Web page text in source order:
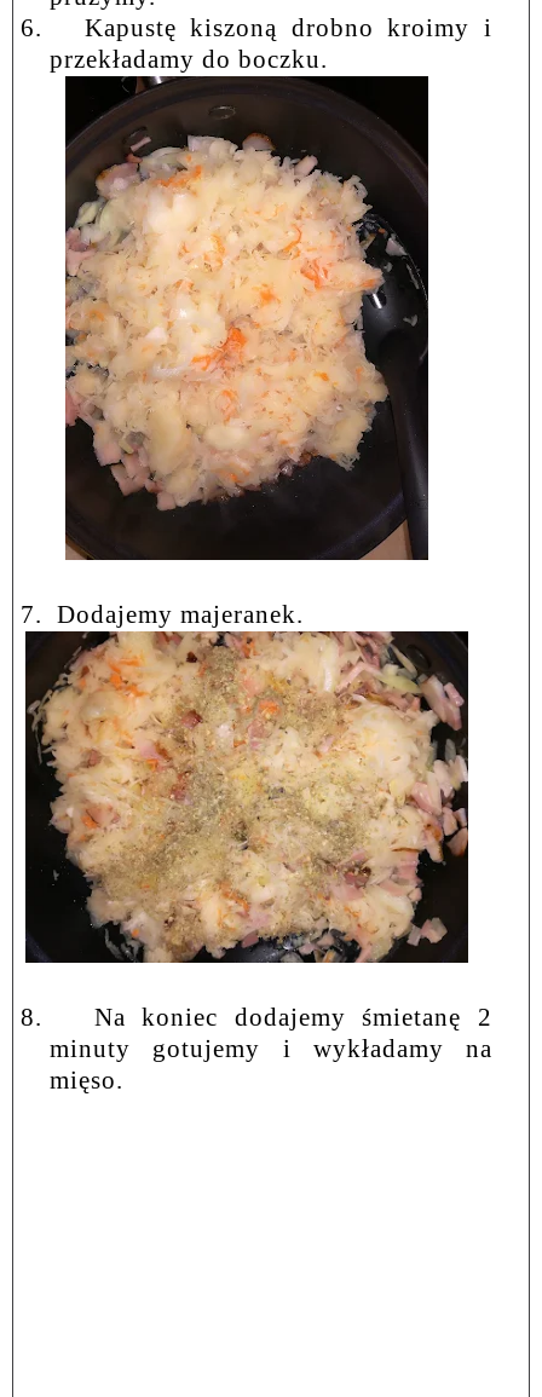
6.
Kapustę kiszoną drobno kroimy i
przekładamy do boczku.
7. Dodajemy majeranek.
8.
Na koniec dodajemy śmietanę 2
minuty gotujemy i wykładamy na
mięso.